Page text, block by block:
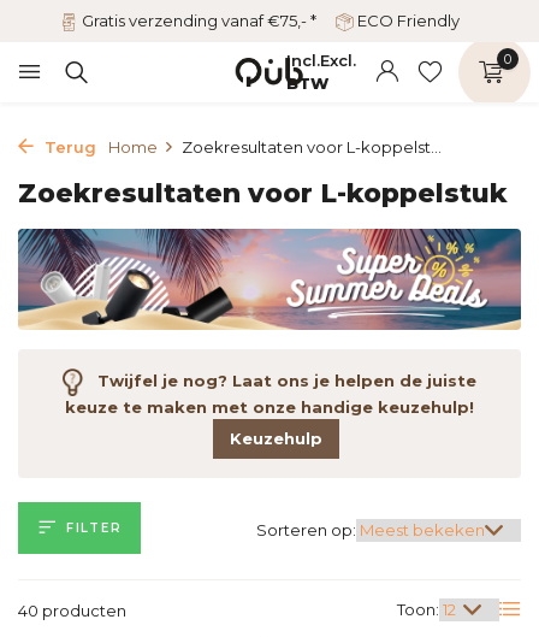
Gratis verzending vanaf €75,- * ECO Friendly
Incl.Excl.
BTW
0
Terug Home Zoekresultaten voor L-koppelst...
Zoekresultaten voor L-koppelstuk
Twijfel je nog? Laat ons je helpen de juiste
keuze te maken met onze handige keuzehulp!
Keuzehulp
FILTER
40 producten Toon:
Sorteren op: